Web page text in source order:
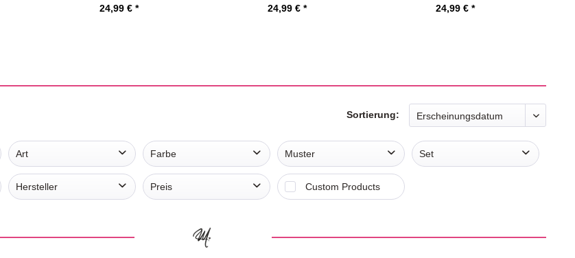
24,99 € * 24,99 € * 24,99 € *
Sortierung:
Art
langarm
Farbe
weiß
Muster
uni
Set
Hersteller Preis
22,95 €
24,99 €
Custom Products